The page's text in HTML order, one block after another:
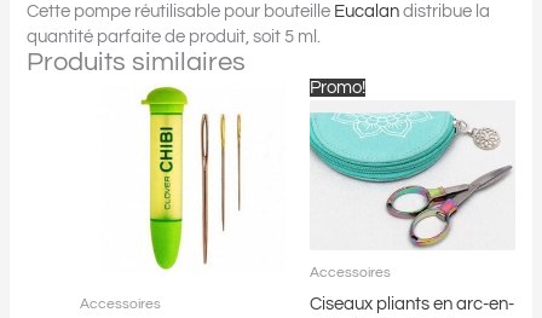
Cette pompe réutilisable pour bouteille Eucalan distribue la
quantité parfaite de produit, soit 5 ml.
Produits similaires
Accessoires
Promo!
Accessoires
Ciseaux pliants en arc-en-
Le
initial
10.50$.
actuel
est :
6.99$.